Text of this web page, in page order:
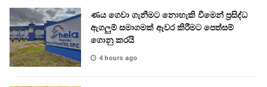
ණය ගෙවා ගැනීමට නොහැකි වීමෙන් ප්‍රසිද්ධ
ඇගලුම් සමාගමක් ඈවර කිරීමට පෙත්සම්
ගොනු කරයි
4 hours ago